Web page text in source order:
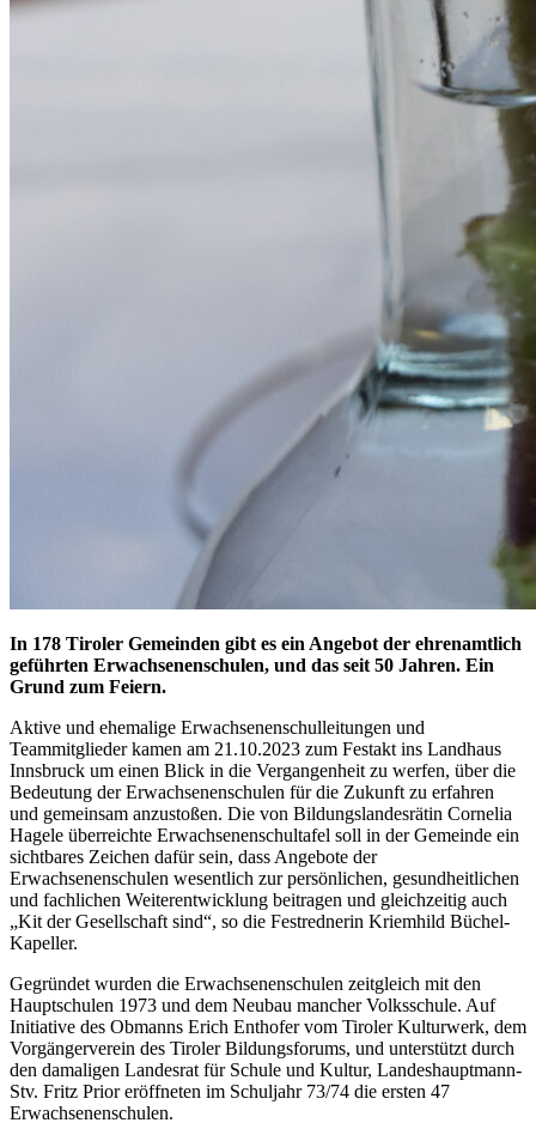
In 178 Tiroler Gemeinden gibt es ein Angebot der ehrenamtlich
geführten Erwachsenenschulen, und das seit 50 Jahren. Ein
Grund zum Feiern.
Aktive und ehemalige Erwachsenenschulleitungen und
Teammitglieder kamen am 21.10.2023 zum Festakt ins Landhaus
Innsbruck um einen Blick in die Vergangenheit zu werfen, über die
Bedeutung der Erwachsenenschulen für die Zukunft zu erfahren
und gemeinsam anzustoßen. Die von Bildungslandesrätin Cornelia
Hagele überreichte Erwachsenenschultafel soll in der Gemeinde ein
sichtbares Zeichen dafür sein, dass Angebote der
Erwachsenenschulen wesentlich zur persönlichen, gesundheitlichen
und fachlichen Weiterentwicklung beitragen und gleichzeitig auch
„Kit der Gesellschaft sind“, so die Festrednerin Kriemhild Büchel-
Kapeller.
Gegründet wurden die Erwachsenenschulen zeitgleich mit den
Hauptschulen 1973 und dem Neubau mancher Volksschule. Auf
Initiative des Obmanns Erich Enthofer vom Tiroler Kulturwerk, dem
Vorgängerverein des Tiroler Bildungsforums, und unterstützt durch
den damaligen Landesrat für Schule und Kultur, Landeshauptmann-
Stv. Fritz Prior eröffneten im Schuljahr 73/74 die ersten 47
Erwachsenenschulen.